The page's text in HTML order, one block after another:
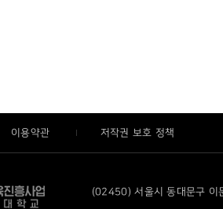
이용약관 저작권 보호 정책
(02450) 서울시 동대문구